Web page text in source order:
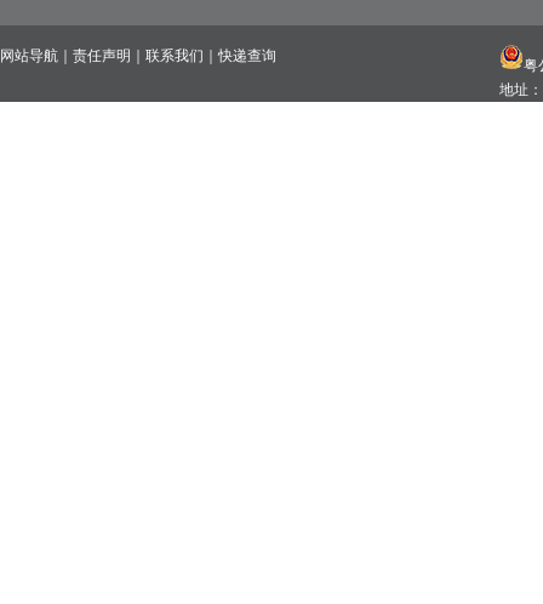
网站导航 责任声明 联系我们 ｜快递查询
粤
地址